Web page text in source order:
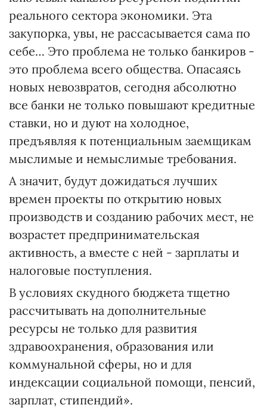
реального сектора экономики. Эта
закупорка, увы, не рассасывается сама по
себе… Это проблема не только банкиров -
это проблема всего общества. Опасаясь
новых невозвратов, сегодня абсолютно
все банки не только повышают кредитные
ставки, но и дуют на холодное,
предъявляя к потенциальным заемщикам
мыслимые и немыслимые требования.
А значит, будут дожидаться лучших
времен проекты по открытию новых
производств и созданию рабочих мест, не
возрастет предпринимательская
активность, а вместе с ней - зарплаты и
налоговые поступления.
В условиях скудного бюджета тщетно
рассчитывать на дополнительные
ресурсы не только для развития
здравоохранения, образования или
коммунальной сферы, но и для
индексации социальной помощи, пенсий,
зарплат, стипендий».